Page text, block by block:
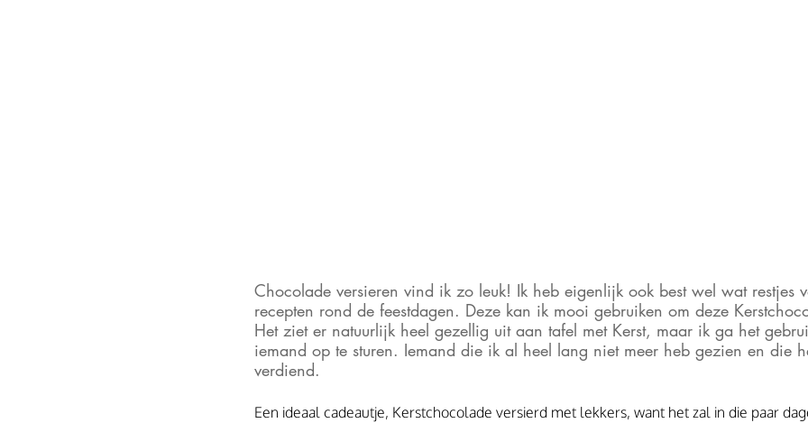
Chocolade versieren vind ik zo leuk! Ik heb eigenlijk ook best wel wat restjes
recepten rond de feestdagen. Deze kan ik mooi gebruiken om deze
Het ziet er natuurlijk heel gezellig uit aan tafel met Kerst, maar ik ga het
iemand op te sturen. Iemand die ik al heel lang niet meer heb gezien en die
verdiend.
Een ideaal cadeautje, Kerstchocolade versierd met lekkers, want het zal in die paar